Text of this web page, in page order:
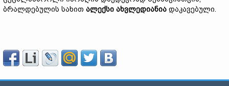
ბრალდებულის სახით ალექსი ახვლედიანია დაკავებული.